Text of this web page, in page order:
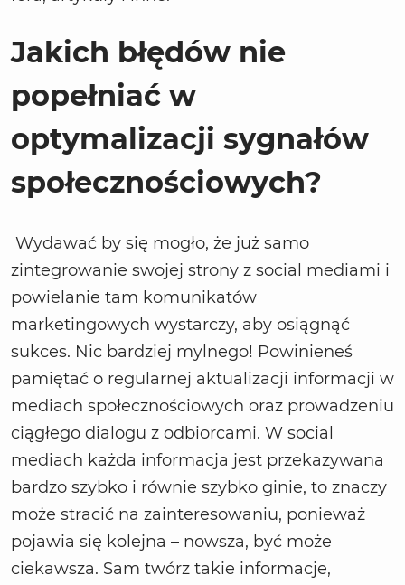
Jakich błędów nie
popełniać w
optymalizacji sygnałów
społecznościowych?
Wydawać by się mogło, że już samo
zintegrowanie swojej strony z social mediami i
powielanie tam komunikatów
marketingowych wystarczy, aby osiągnąć
sukces. Nic bardziej mylnego! Powinieneś
pamiętać o regularnej aktualizacji informacji w
mediach społecznościowych oraz prowadzeniu
ciągłego dialogu z odbiorcami. W social
mediach każda informacja jest przekazywana
bardzo szybko i równie szybko ginie, to znaczy
może stracić na zainteresowaniu, ponieważ
pojawia się kolejna – nowsza, być może
ciekawsza. Sam twórz takie informacje,